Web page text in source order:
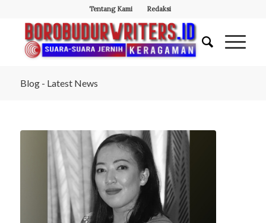
Tentang Kami Redaksi
Blog - Latest News